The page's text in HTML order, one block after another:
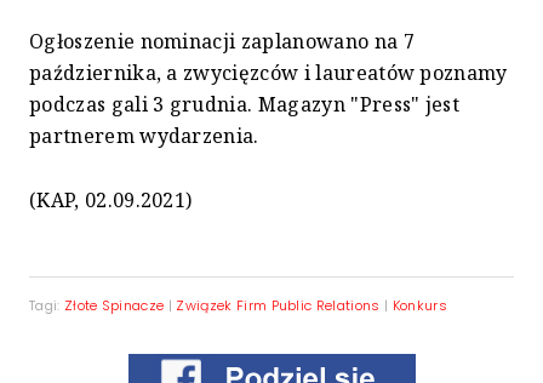
Ogłoszenie nominacji zaplanowano na 7
października, a zwycięzców i laureatów poznamy
podczas gali 3 grudnia. Magazyn "Press" jest
partnerem wydarzenia.
(KAP, 02.09.2021)
Tagi: Złote Spinacze | Związek Firm Public Relations | Konkurs